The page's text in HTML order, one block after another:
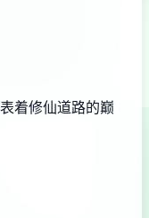
着修仙道路的巅